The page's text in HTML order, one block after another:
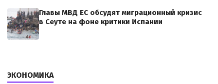
Главы МВД ЕС обсудят миграционный кризис
в Сеуте на фоне критики Испании
ЭКОНОМИКА